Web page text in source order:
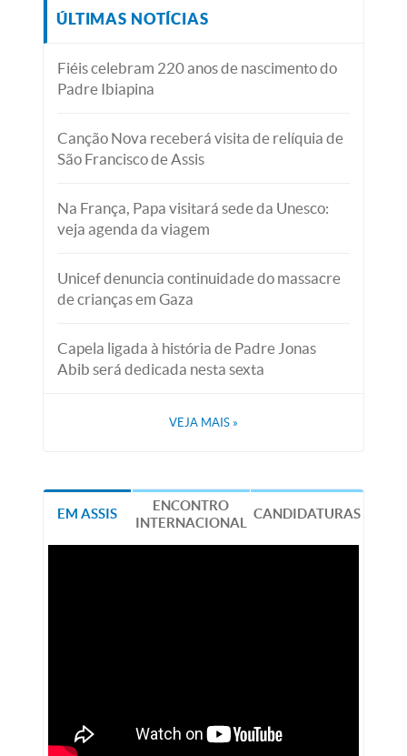
ÚLTIMAS NOTÍCIAS
Fiéis celebram 220 anos de nascimento do
Padre Ibiapina
Canção Nova receberá visita de relíquia de
São Francisco de Assis
Na França, Papa visitará sede da Unesco:
veja agenda da viagem
Unicef denuncia continuidade do massacre
de crianças em Gaza
Capela ligada à história de Padre Jonas
Abib será dedicada nesta sexta
VEJA MAIS »
EM ASSIS
ENCONTRO
INTERNACIONAL
CANDIDATURAS